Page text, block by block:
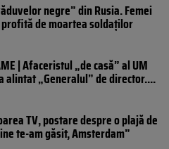
negre” din Rusia. Femei
profită de moartea soldaților
| Afaceristul „de casă” al UM
alintat „Generalul” de director....
TV, postare despre o plajă de
te-am găsit, Amsterdam”